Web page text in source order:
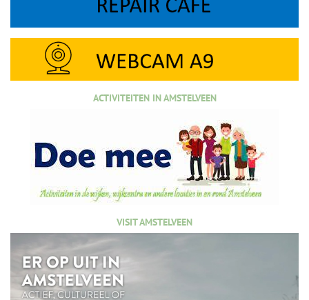
ACTIVITEITEN IN AMSTELVEEN
VISIT AMSTELVEEN